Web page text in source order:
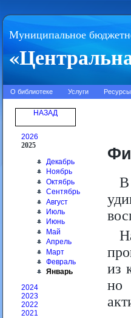
Муниципальное
О библиотеке Услуги Ресурсы
НАЗАД
2026
2025
Декабрь
Ноябрь
Октябрь
Сентябрь
Август
Июль
Июнь
Май
Апрель
Март
Февраль
Январь
2024
2023
2022
2021
В
из
но